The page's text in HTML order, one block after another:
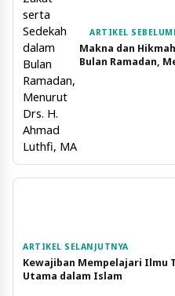
ARTIKEL
Makna dan
Bulan Ramadan,
ARTIKEL SELANJUTNYA
Kewajiban Mempelajari Ilmu
Utama dalam Islam